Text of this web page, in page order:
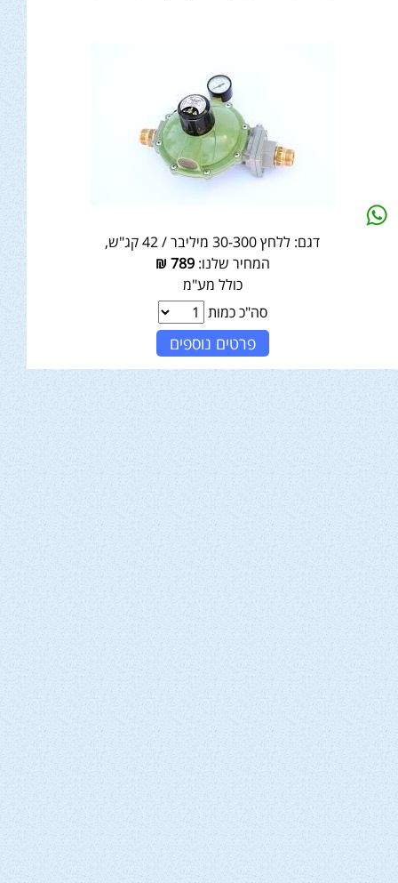
דגם: ללחץ 30-300 מיליבר / 42 קג"ש,
המחיר שלנו:789
₪
כולל מע"מ
סה"כ כמות
פרטים נוספים